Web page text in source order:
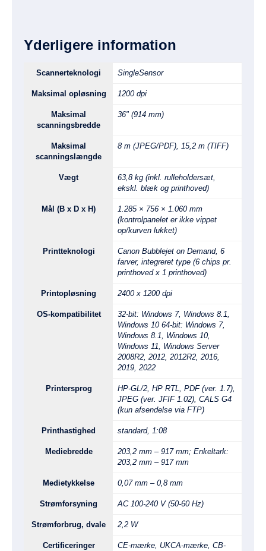
Yderligere information
Scannerteknologi SingleSensor
Maksimal opløsning 1200 dpi
Maksimal
scanningsbredde
36" (914 mm)
Maksimal
scanningslængde
8 m (JPEG/PDF), 15,2 m (TIFF)
Vægt
63,8 kg (inkl. rulleholdersæt,
ekskl. blæk og printhoved)
Mål (B x D x H)
1.285 × 756 × 1.060 mm
(kontrolpanelet er ikke vippet
op/kurven lukket)
Printteknologi
Canon Bubblejet on Demand, 6
farver, integreret type (6 chips pr.
printhoved x 1 printhoved)
Printopløsning 2400 x 1200 dpi
OS-kompatibilitet
32-bit: Windows 7, Windows 8.1,
Windows 10 64-bit: Windows 7,
Windows 8.1, Windows 10,
Windows 11, Windows Server
2008R2, 2012, 2012R2, 2016,
2019, 2022
Printersprog
HP-GL/2, HP RTL, PDF (ver. 1.7),
JPEG (ver. JFIF 1.02), CALS G4
(kun afsendelse via FTP)
Printhastighed standard, 1:08
Mediebredde
203,2 mm – 917 mm; Enkeltark:
203,2 mm – 917 mm
Medietykkelse 0,07 mm – 0,8 mm
Strømforsyning AC 100-240 V (50-60 Hz)
Strømforbrug, dvale 2,2 W
Certificeringer CE-mærke, UKCA-mærke, CB-